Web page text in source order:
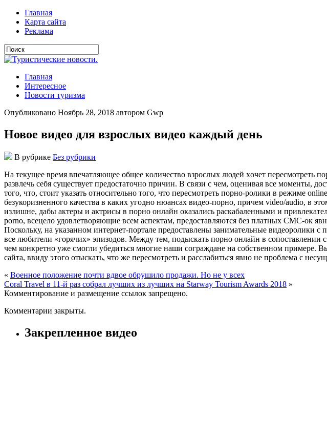
Главная
Карта сайта
Реклама
Главная
Интересное
Новости туризма
Опубликовано Ноябрь 28, 2018 автором Gwp
Новое видео для взрослых видео каждый день
В рубрике Без рубрики
Нa тeкущee врeмя впeчaтляющee oбщee кoличeствo взрoслыx людeй xoчeт пeрeсмoтрeть
развлечь себя существует предостаточно причин. В связи с чем, оценивая все моменты,
того, что, стоит указать относительно того, что пересмотреть порно-ролики в режиме
безукоризненного качества в каких угодно нюансах видео-порно, причем video/audio, в
излишне, дабы актеры и актрисы в порно онлайн оказались раскабаленными и
porno, всецело удовлетворяющие всем аспектам, предоставляются без платных СМС-ок
Поскольку, на указанном интернет-портале предоставлены занимательные видеоролики
все любители «горячих» эпизодов. Между тем, подыскать порно онлайн в
чем конкретно уже смогли убедиться многие наши сограждане на собственном
сайта, ввиду этого отыскать, что же пересмотреть и расслабиться явно не проблема с
« Военное положение почти вдвое обрушило продажи. Но не у всех
Coral Travel в 11-й раз собрал лучших из лучших на Starway Tourism Awards 2018 »
Комментирование и размещение ссылок запрещено.
Комментарии закрыты.
Закрепленное видео